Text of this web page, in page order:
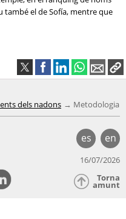
també el de Sofía, mentre que
dels nadons Metodologia
es en
16/07/2026
Torna
amunt